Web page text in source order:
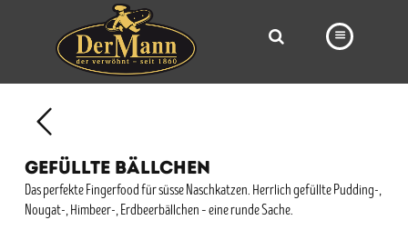
BÄCKEREI
BROTWAY
GEFÜLLTE BÄLLCHEN
Das perfekte Fingerfood für süsse Naschkatzen. Herrlich gefüllte Pudding-,
Nougat-, Himbeer-, Erdbeerbällchen – eine runde Sache.